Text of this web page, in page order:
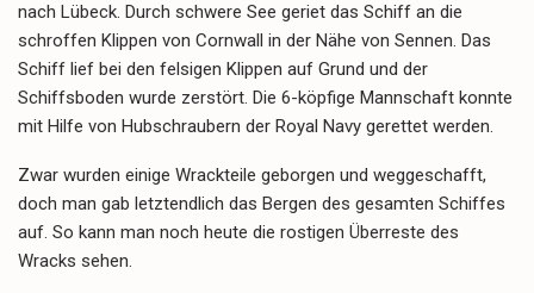
nach Lübeck. Durch schwere See geriet das Schiff an die
schroffen Klippen von Cornwall in der Nähe von Sennen. Das
Schiff lief bei den felsigen Klippen auf Grund und der
Schiffsboden wurde zerstört. Die 6-köpfige Mannschaft konnte
mit Hilfe von Hubschraubern der Royal Navy gerettet werden.
Zwar wurden einige Wrackteile geborgen und weggeschafft,
doch man gab letztendlich das Bergen des gesamten Schiffes
auf. So kann man noch heute die rostigen Überreste des
Wracks sehen.